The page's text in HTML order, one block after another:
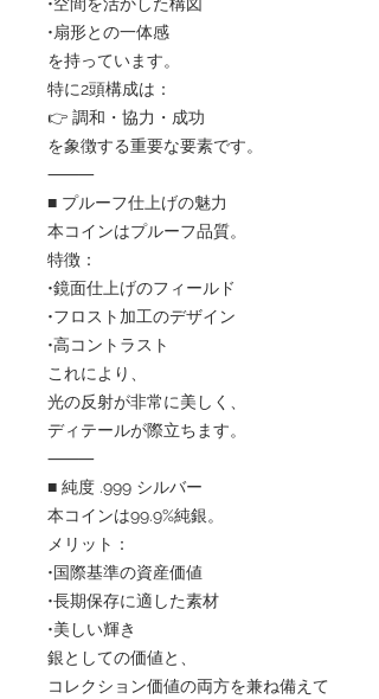
•扇形との一体感
を持っています。
特に2頭構成は：
👉 調和・協力・成功
を象徴する重要な要素です。
⸻
■ プルーフ仕上げの魅力
本コインはプルーフ品質。
特徴：
•鏡面仕上げのフィールド
•フロスト加工のデザイン
•高コントラスト
これにより、
光の反射が非常に美しく、
ディテールが際立ちます。
⸻
■ 純度 .999 シルバー
本コインは99.9%純銀。
メリット：
•国際基準の資産価値
•長期保存に適した素材
•美しい輝き
銀としての価値と、
コレクション価値の両方を兼ね備えて